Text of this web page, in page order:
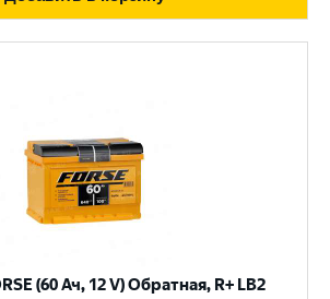
(60 Ач, 12 V) Обратная, R+ LB2